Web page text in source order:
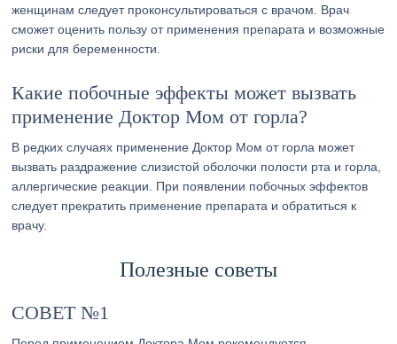
женщинам следует проконсультироваться с врачом. Врач
сможет оценить пользу от применения препарата и возможные
риски для беременности.
Какие побочные эффекты может вызвать
применение Доктор Мом от горла?
В редких случаях применение Доктор Мом от горла может
вызвать раздражение слизистой оболочки полости рта и горла,
аллергические реакции. При появлении побочных эффектов
следует прекратить применение препарата и обратиться к
врачу.
Полезные советы
СОВЕТ №1